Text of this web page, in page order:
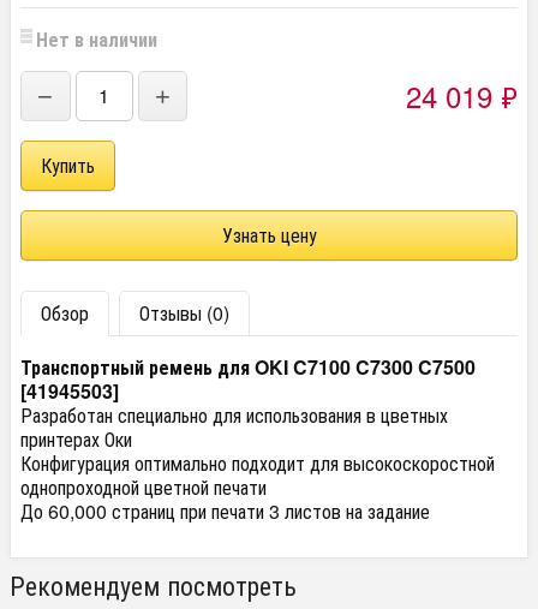
Нет в наличии
− + 24 019 ₽
Узнать цену
Обзор
Отзывы (0)
Транспортный ремень для OKI C7100 C7300 C7500
[41945503]
Разработан специально для использования в цветных
принтерах Оки
Конфигурация оптимально подходит для высокоскоростной
однопроходной цветной печати
До 60,000 страниц при печати 3 листов на задание
Рекомендуем посмотреть